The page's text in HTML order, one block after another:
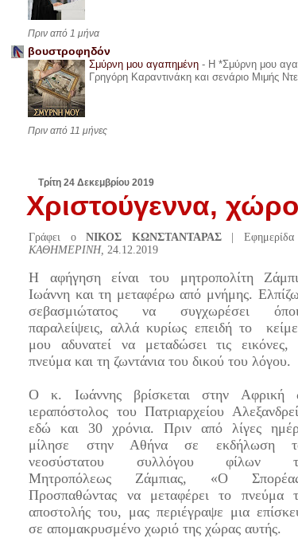
Πριν από 1 μήνα
βουστροφηδόν
Σμύρνη μου αγαπημένη - Η *Σμύρνη μου
Γρηγόρη Καραντινάκη και σενάριο Μιμής
Πριν από 11 μήνες
Τρίτη 24 Δεκεμβρίου 2019
Χριστούγεννα,
Γράφει οΝΙΚΟΣ ΚΩΝΣΤΑΝΤΑΡΑΣ|
ΚΑΘΗΜΕΡΙΝΗ, 24.12.2019
Η αφήγηση είναι του μητροπολίτη
Ιωάννη και τη μεταφέρω από μνήμης.
σεβασμιώτατος να συγχωρέσει
παραλείψεις, αλλά κυρίως επειδή το
μου αδυνατεί να μεταδώσει τις εικόνες,
πνεύμα και τη ζωντάνια του δικού του λόγου.
Ο κ. Ιωάννης βρίσκεται στην Αφρική
ιεραπόστολος του Πατριαρχείου
εδώ και 30 χρόνια. Πριν από λίγες
μίλησε στην Αθήνα σε εκδήλωση
νεοσύστατου συλλόγου φίλων
Μητροπόλεως Ζάμπιας, «Ο
Προσπαθώντας να μεταφέρει το πνεύμα
αποστολής του, μας περιέγραψε μια
σε απομακρυσμένο χωριό της χώρας αυτής.